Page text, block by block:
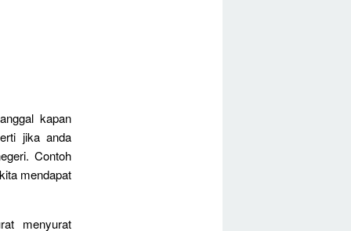
kapan
jika anda
Contoh
mendapat
menyurat